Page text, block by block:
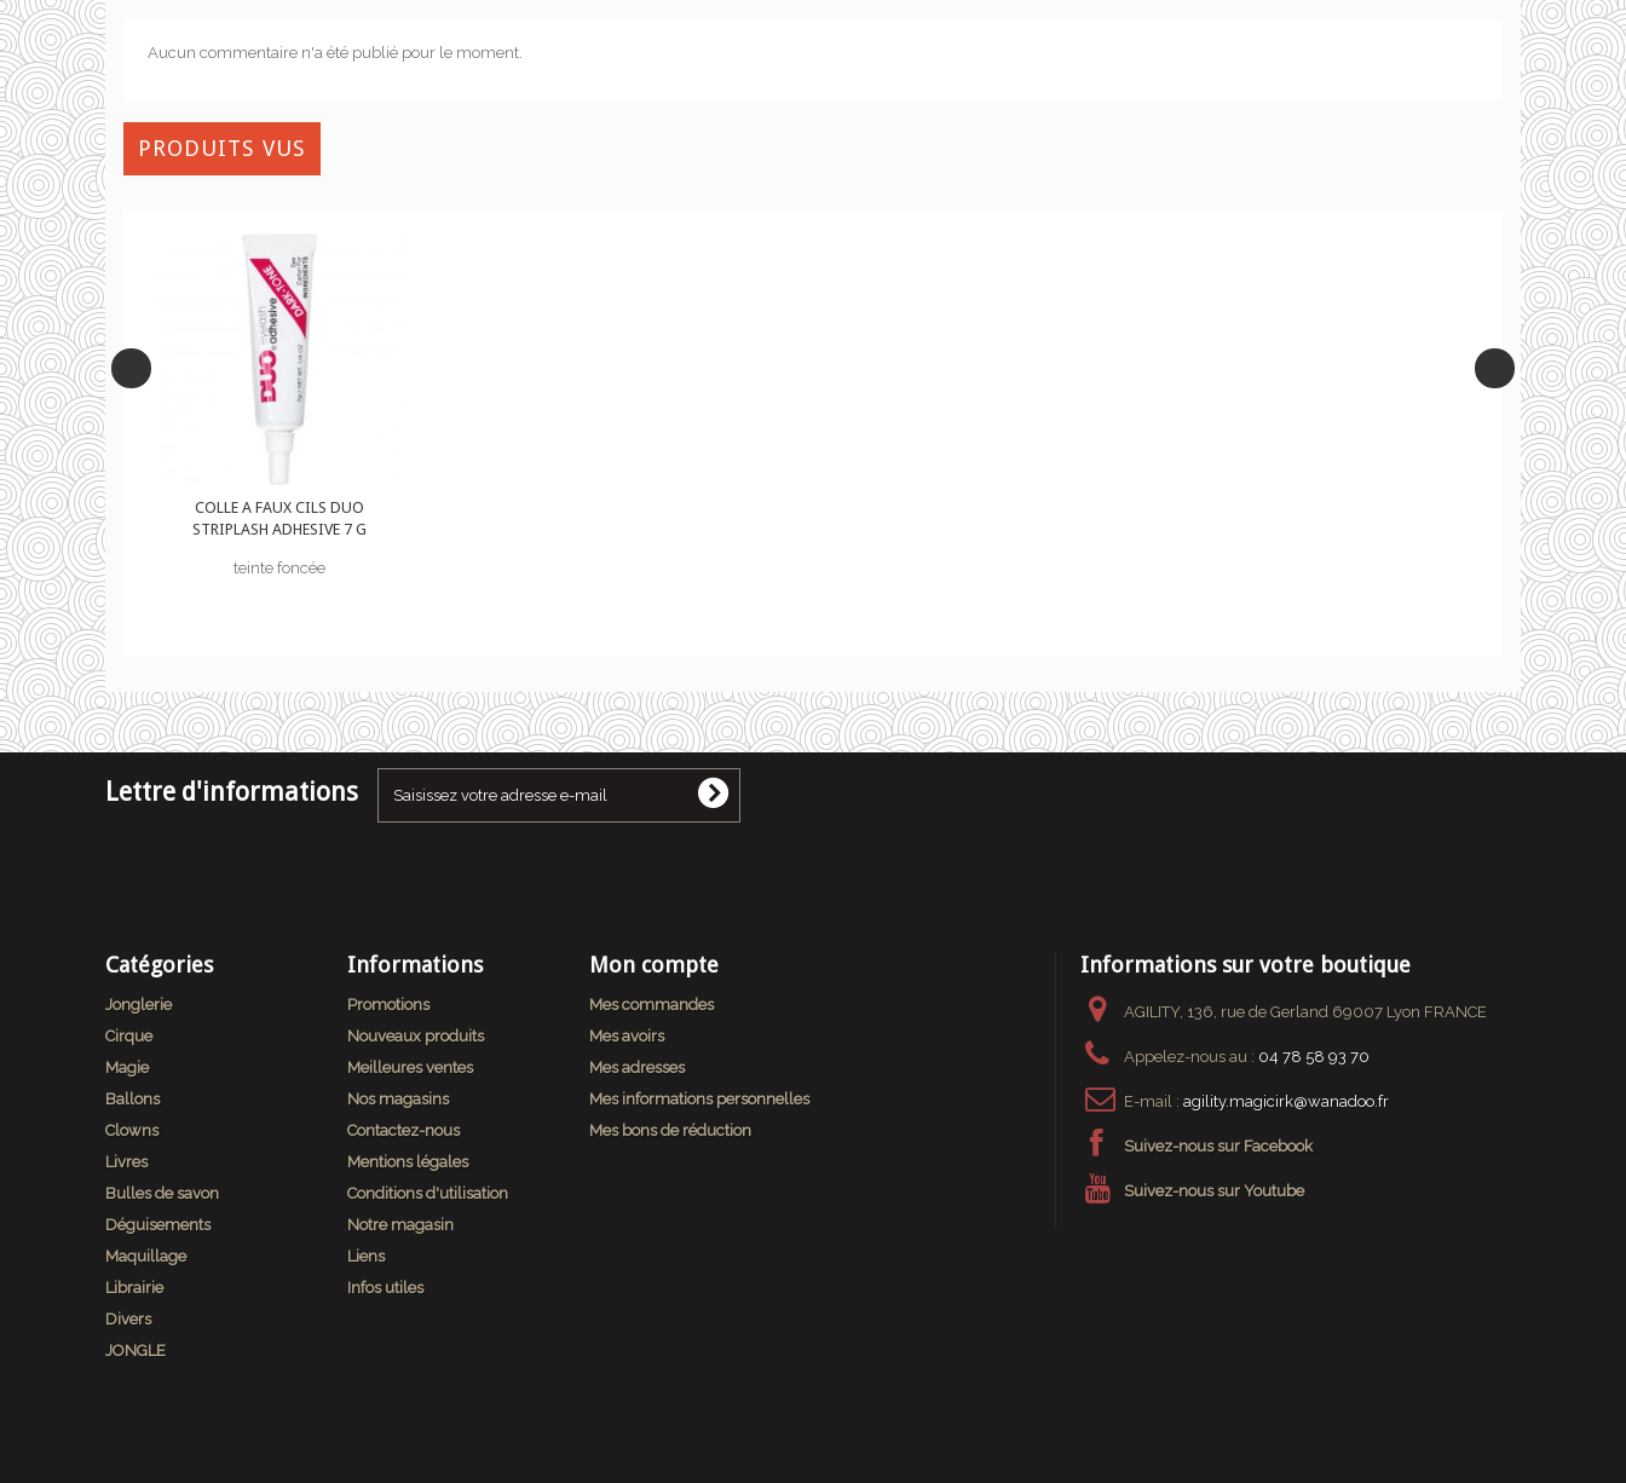
Aucun commentaire n'a été publié pour le moment.
PRODUITS VUS
CILS DUO
7 G
COLLE A FAUX CILS DUO
STRIPLASH ADHESIVE 7 G
teinte foncée
Lettre d'informations
Catégories
Jonglerie
Cirque
Magie
Ballons
Clowns
Livres
Bulles de savon
Déguisements
Maquillage
Librairie
Divers
JONGLE
Informations
Promotions
Nouveaux produits
Meilleures ventes
Nos magasins
Contactez-nous
Mentions légales
Conditions d'utilisation
Notre magasin
Liens
Infos utiles
Mon compte
Mes commandes
Mes avoirs
Mes adresses
Mes informations personnelles
Mes bons de réduction
Informations sur votre boutique
AGILITY, 136, rue de Gerland 69007 Lyon FRANCE
Appelez-nous au : 04 78 58 93 70
E-mail : agility.magicirk@wanadoo.fr
Suivez-nous sur Facebook
Suivez-nous sur Youtube